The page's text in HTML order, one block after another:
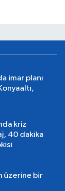
imar planı
kriz
40 dakika
üzerine bir